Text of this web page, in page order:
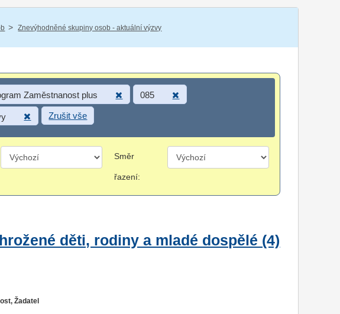
/ Znevýhodněné skupiny osob - aktuální výzvy
Zaměstnanost plus 085
Zrušit vše
Směr
řazení:
děti, rodiny a mladé dospělé (4)
Žadatel